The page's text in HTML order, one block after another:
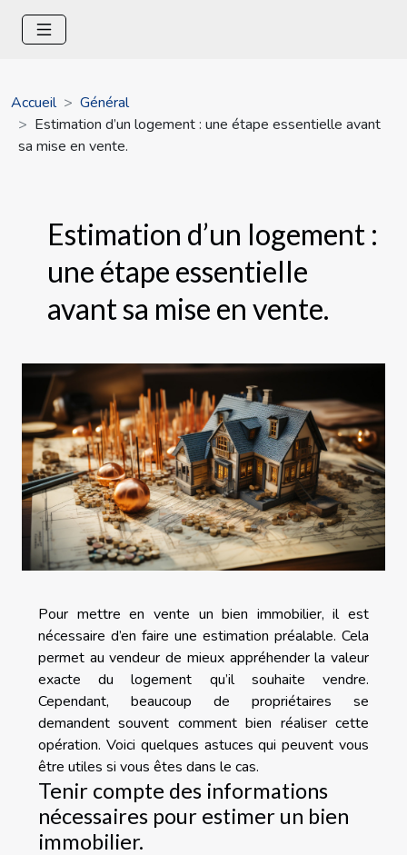
Accueil
Général
Estimation d’un logement : une étape essentielle avant
sa mise en vente.
Estimation d’un logement :
une étape essentielle
avant sa mise en vente.
Pour mettre en vente un bien immobilier, il est
nécessaire d’en faire une estimation préalable. Cela
permet au vendeur de mieux appréhender la valeur
exacte du logement qu’il souhaite vendre.
Cependant, beaucoup de propriétaires se
demandent souvent comment bien réaliser cette
opération. Voici quelques astuces qui peuvent vous
être utiles si vous êtes dans le cas.
Tenir compte des informations
nécessaires pour estimer un bien
immobilier.